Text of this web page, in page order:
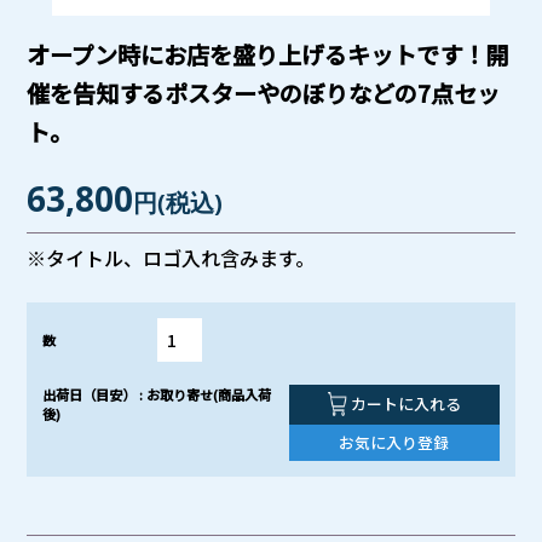
オープン時にお店を盛り上げるキットです！開
催を告知するポスターやのぼりなどの7点セッ
ト。
63,800円(税込)
※タイトル、ロゴ入れ含みます。
数
出荷日（目安） : お取り寄せ(商品入荷
後)
カートに入れる
お気に入り登録